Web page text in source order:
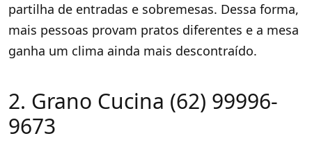
partilha de entradas e sobremesas. Dessa forma,
mais pessoas provam pratos diferentes e a mesa
ganha um clima ainda mais descontraído.
2. Grano Cucina (62) 99996-
9673